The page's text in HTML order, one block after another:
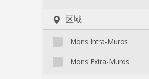
区域
Mons Intra-Muros
Mons Intra-Muros
Mons Extra-Muros